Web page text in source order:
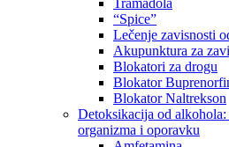
Tramadola
“Spice”
Lečenje zavisnosti
Akupunktura za
Blokatori za drogu
Blokator
Blokator Naltrekson
Detoksikacija od
organizma i oporavku